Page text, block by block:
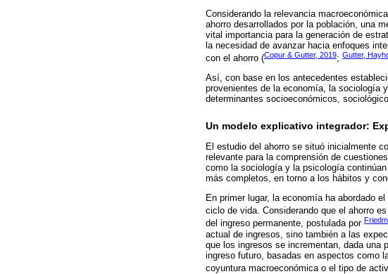
Considerando la relevancia
ahorro desarrollados por la población, una
vital importancia para la generación de
la necesidad de avanzar hacia enfoques
con el ahorro (Copur & Gutter, 2019; Gutter,
Así, con base en los antecedentes
provenientes de la economía, la sociología
determinantes socioeconómicos,
Un modelo explicativo integrador:
El estudio del ahorro se situó inicialmente
relevante para la comprensión de
como la sociología y la psicología
más completos, en torno a los hábitos y
En primer lugar, la economía ha abordado
ciclo de vida. Considerando que el ahorro
del ingreso permanente, postulada por
actual de ingresos, sino también a las
que los ingresos se incrementan, dada una
ingreso futuro, basadas en aspectos como
coyuntura macroeconómica o el tipo de